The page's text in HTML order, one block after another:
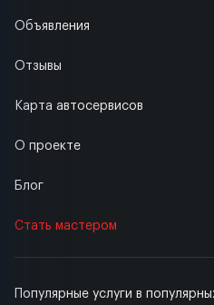
Популярные услуги в
Объявления
Отзывы
Карта автосервисов
О проекте
Блог
Стать мастером